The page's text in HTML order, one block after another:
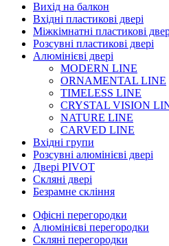
Вихід на балкон
Вхідні пластикові двері
Міжкімнатні пластикові
Розсувні пластикові двері
Алюмінієві двері
MODERN LINE
ORNAMENTAL LINE
TIMELESS LINE
CRYSTAL VISION
NATURE LINE
CARVED LINE
Вхідні групи
Розсувні алюмінієві двері
Двері PIVOT
Скляні двері
Безрамне скління
Офісні перегородки
Алюмінієві перегородки
Скляні перегородки